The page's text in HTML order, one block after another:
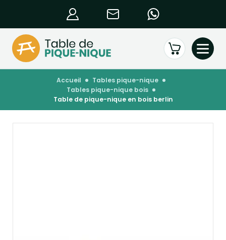
accueil
tables pique-nique
tables pique-nique bois
table de pique-nique en bois berlin